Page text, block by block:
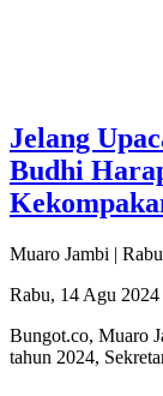
Jelang
Budhi
Muaro Jambi |
Rabu, 14 Agu
Bungot.co, Muaro
tahun 2024,